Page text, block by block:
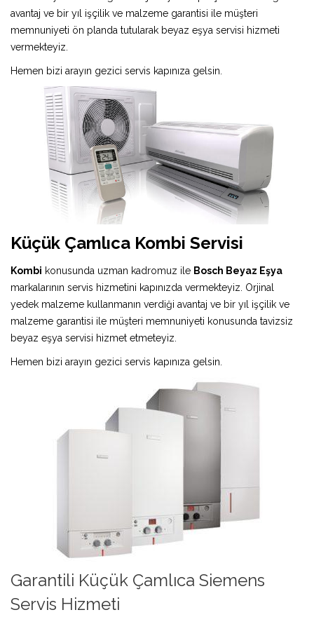
avantaj ve bir yıl işçilik ve malzeme garantisi ile müşteri
memnuniyeti ön planda tutularak beyaz eşya servisi hizmeti
vermekteyiz.
Hemen bizi arayın gezici servis kapınıza gelsin.
Küçük Çamlıca Kombi Servisi
Kombi konusunda uzman kadromuz ile Bosch Beyaz Eşya
markalarının servis hizmetini kapınızda vermekteyiz. Orjinal
yedek malzeme kullanmanın verdiği avantaj ve bir yıl işçilik ve
malzeme garantisi ile müşteri memnuniyeti konusunda tavizsiz
beyaz eşya servisi hizmet etmeteyiz.
Hemen bizi arayın gezici servis kapınıza gelsin.
Garantili Küçük Çamlıca Siemens
Servis Hizmeti